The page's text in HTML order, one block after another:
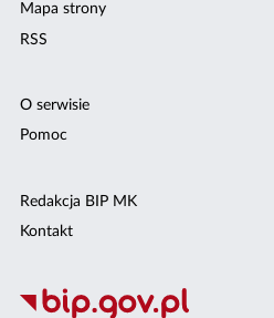
Mapa strony
RSS
O serwisie
Pomoc
Redakcja BIP MK
Kontakt